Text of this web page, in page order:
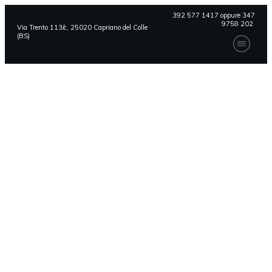
Via Trento 113/c, 25020 Capriano del Colle
(BS)
392 577 1417 oppure 347
9758 202